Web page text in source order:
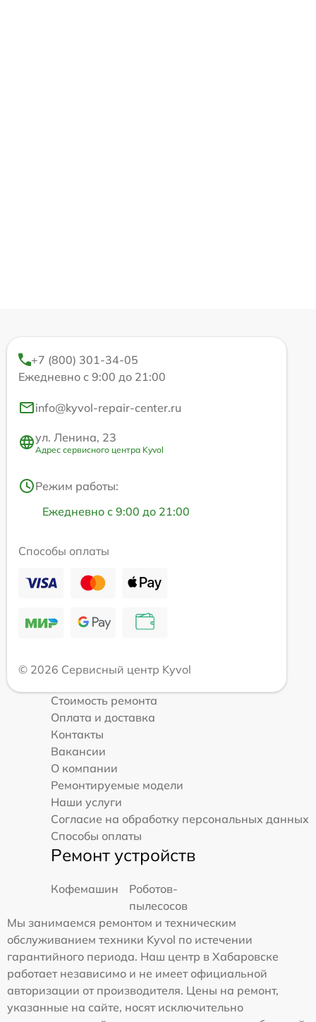
+7 (800) 301-34-05
Ежедневно с 9:00 до 21:00
info@kyvol-repair-center.ru
ул. Ленина, 23
Адрес сервисного центра Kyvol
Режим работы:
Ежедневно с 9:00 до 21:00
Способы оплаты
© 2026 Сервисный центр Kyvol
Стоимость ремонта
Оплата и доставка
Контакты
Вакансии
О компании
Ремонтируемые модели
Наши услуги
Согласие на обработку персональных данных
Способы оплаты
Ремонт устройств
Кофемашин
Роботов-
пылесосов
Мы занимаемся ремонтом и техническим
обслуживанием техники Kyvol по истечении
гарантийного периода. Наш центр в Хабаровске
работает независимо и не имеет официальной
авторизации от производителя. Цены на ремонт,
указанные на сайте, носят исключительно